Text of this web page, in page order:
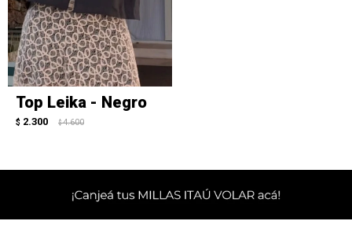
Top Leika - Negro
$ 2.300 $ 4.600